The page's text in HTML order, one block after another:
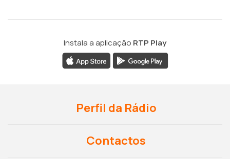
Instala a aplicação RTP Play
Perfil da Rádio
Contactos